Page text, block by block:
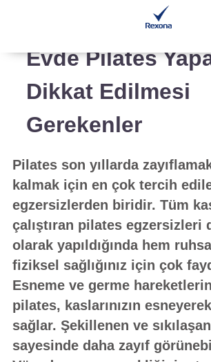
Evde Pilates
Dikkat Edilmesi
Gerekenler
Pilates son yıllarda
kalmak için en çok tercih
egzersizlerden biridir. Tüm
çalıştıran pilates egzersizleri
olarak yapıldığında hem
fiziksel sağlığınız için çok
Esneme ve germe
pilates, kaslarınızın
sağlar. Şekillenen ve
sayesinde daha zayıf